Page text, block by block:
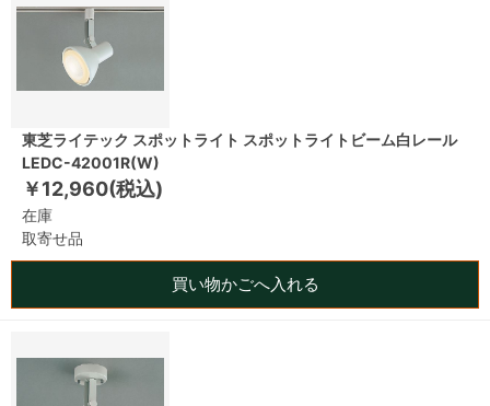
東芝ライテック スポットライト スポットライトビーム白レール
LEDC-42001R(W)
￥12,960(税込)
在庫
取寄せ品
買い物かごへ入れる